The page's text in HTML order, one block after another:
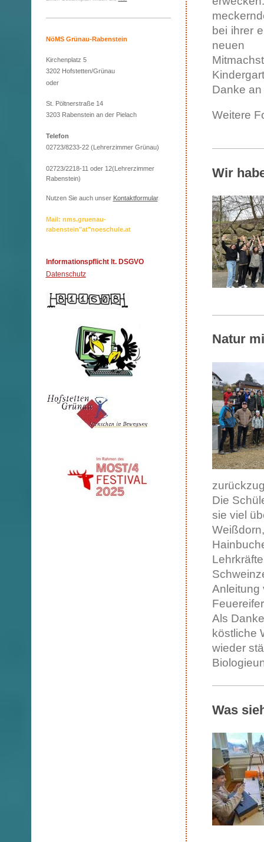
bei ihrer
neuen
Danke
Weitere
Wir
Natur
Die
sie viel
Anleitung
Als
köstliche
wieder
Was
NöMS Grünau-Rabenstein
Kirchenplatz 5
3202 Hofstetten/Grünau
oder
St. Pöltnerstraße 14
3203 Rabenstein an der Pielach
Telefon
02723/8233-22 (Lehrerzimmer Grünau)
02723/2218-11 oder 12(Lehrerzimmer
Rabenstein)
Nutzen Sie auch unser Kontaktformular.
Mail: nms.gruenau-
rabenstein"at"noeschule.at
Informationspflicht lt. DSGVO
Datenschutz